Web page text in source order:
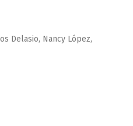
Delasio, Nancy López,